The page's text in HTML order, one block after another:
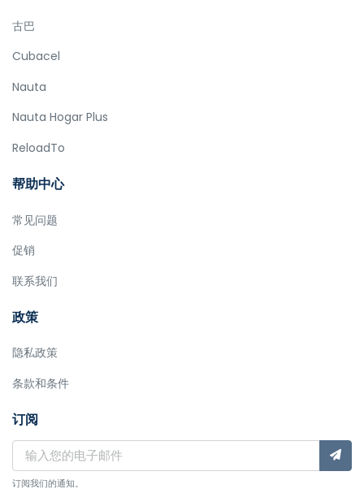
古巴
Cubacel
Nauta
Nauta Hogar Plus
ReloadTo
帮助中心
常见问题
促销
联系我们
政策
隐私政策
条款和条件
订阅
订阅我们的通知。